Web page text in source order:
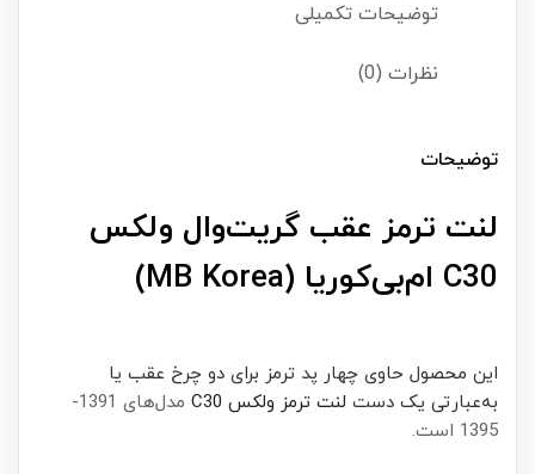
توضیحات تکمیلی
نظرات (0)
توضیحات
لنت ترمز عقب گریت‌وال ولکس
C30 ام‌بی‌کوریا (MB Korea)
این محصول حاوی چهار پد ترمز برای دو چرخ عقب یا
به‌عبارتی یک دست لنت ترمز ولکس C30
مدل‌های 1391-
1395 است.